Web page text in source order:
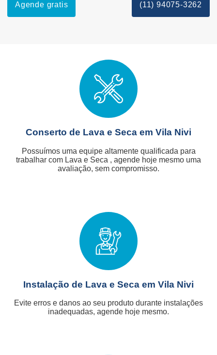
Agende gratis (11) 94075-3262
Conserto de Lava e Seca em Vila Nivi
Possuímos uma equipe altamente qualificada para
trabalhar com Lava e Seca , agende hoje mesmo uma
avaliação, sem compromisso.
Instalação de Lava e Seca em Vila Nivi
Evite erros e danos ao seu produto durante instalações
inadequadas, agende hoje mesmo.